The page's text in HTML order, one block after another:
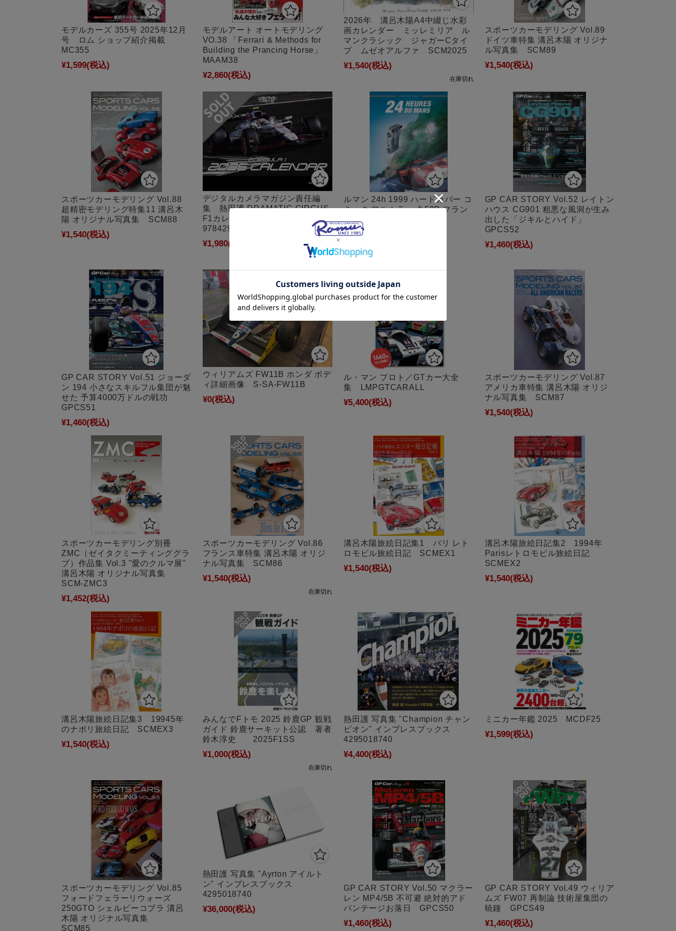
モデルカーズ 355号 2025年12月
号 ロム ショップ紹介掲載
MC355
¥1,599(税込)
モデルアート オートモデリング
VO.38 「Ferrari & Methods for
Building the Prancing Horse」
MAAM38
¥2,860(税込)
2026年 溝呂木陽A4中綴じ水彩
画カレンダー ミッレミリア ル
マンクラシック ジャガーCタイ
プ ムゼオアルファ SCM2025
¥1,540(税込)
在庫切れ
スポーツカーモデリング Vol.89
ドイツ車特集 溝呂木陽 オリジナ
ル写真集 SCM89
¥1,540(税込)
スポーツカーモデリング Vol.88
超精密モデリング特集11 溝呂木
陽 オリジナル写真集 SCM88
¥1,540(税込)
デジタルカメラマガジン責任編
集 熱田護 DRAMATIC CIRCUS
F1カレンダー 2026
9784295022503
¥1,980(税込)
在庫切れ
ルマン 24h 1999 ハードカバー コ
ミック フルカラー 全50P フラン
ス語 LM1999
¥5,000
GP CAR STORY Vol.52 レイトン
ハウス CG901 粗悪な風洞が生み
出した「ジキルとハイド」
GPCS52
¥1,460(税込)
GP CAR STORY Vol.51 ジョーダ
ン 194 小さなスキルフル集団が魅
せた 予算4000万ドルの戦功
GPCS51
¥1,460(税込)
ウィリアムズ FW11B ホンダ ボデ
ィ詳細画像 S-SA-FW11B
¥0(税込)
ル・マン プロト／GTカー大全
集 LMPGTCARALL
¥5,400(税込)
スポーツカーモデリング Vol.87
アメリカ車特集 溝呂木陽 オリジ
ナル写真集 SCM87
¥1,540(税込)
スポーツカーモデリング別冊
ZMC（ゼイタクミーティンググラ
ブ）作品集 Vol.3 "愛のクルマ展"
溝呂木陽 オリジナル写真集
SCM-ZMC3
¥1,452(税込)
スポーツカーモデリング Vol.86
フランス車特集 溝呂木陽 オリジ
ナル写真集 SCM86
¥1,540(税込)
在庫切れ
溝呂木陽旅絵日記集1 パリ レト
ロモビル旅絵日記 SCMEX1
¥1,540(税込)
溝呂木陽旅絵日記集2 1994年
Parisレトロモビル旅絵日記
SCMEX2
¥1,540(税込)
溝呂木陽旅絵日記集3 19945年
のナポリ旅絵日記 SCMEX3
¥1,540(税込)
みんなでFトモ 2025 鈴鹿GP 観戦
ガイド 鈴鹿サーキット公認 著者
鈴木淳史 2025F1SS
¥1,000(税込)
在庫切れ
熱田護 写真集 "Champion チャン
ピオン" インプレスブックス
4295018740
¥4,400(税込)
ミニカー年鑑 2025 MCDF25
¥1,599(税込)
スポーツカーモデリング Vol.85
フォードフェラーリウォーズ
250GTO シェルビーコブラ 溝呂
木陽 オリジナル写真集
SCM85
熱田護 写真集 "Ayrton アイルト
ン" インプレスブックス
4295018740
¥36,000(税込)
GP CAR STORY Vol.50 マクラー
レン MP4/5B 不可避 絶対的アド
バンテージお落日 GPCS50
¥1,460(税込)
GP CAR STORY Vol.49 ウィリア
ムズ FW07 再制論 技術屋集団の
暁鐘 GPCS49
¥1,460(税込)